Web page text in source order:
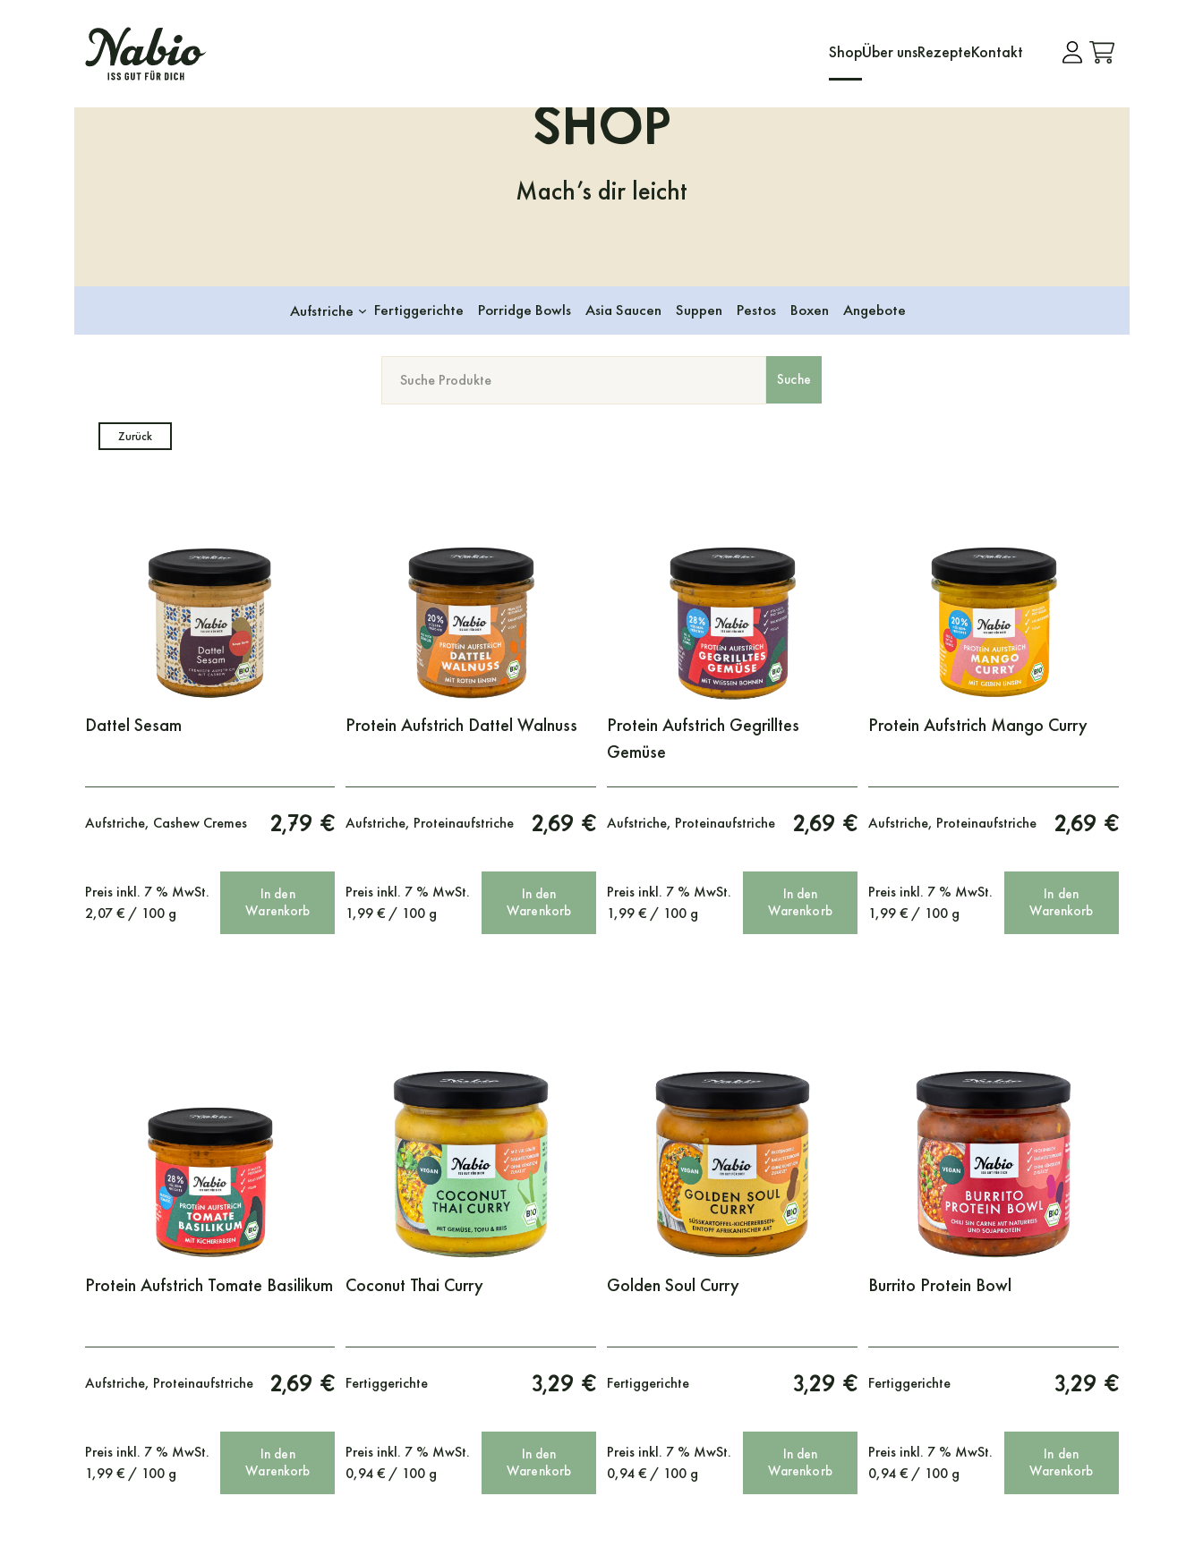
ShopÜber unsRezepteKontakt
Shop
Mach’s dir leicht
Aufstriche Fertiggerichte Porridge Bowls Asia Saucen Suppen Pestos Boxen Angebote
Suche
Zurück
Dattel Sesam
Aufstriche, Cashew Cremes 2,79 €
Preis inkl. 7 % MwSt.
2,07 €/ 100 g
In den
Warenkorb
Protein Aufstrich Dattel Walnuss
Aufstriche, Proteinaufstriche 2,69 €
Preis inkl. 7 % MwSt.
1,99€ / 100 g
In den
Warenkorb
Protein Aufstrich Gegrilltes
Gemüse
Aufstriche, Proteinaufstriche 2,69 €
Preis inkl. 7 % MwSt.
1,99 € / 100 g
In den
Warenkorb
Protein Aufstrich Mango Curry
Aufstriche, Proteinaufstriche 2,69 €
Preis inkl. 7 % MwSt.
1,99 €/ 100 g
In den
Warenkorb
Protein Aufstrich Tomate Basilikum
Aufstriche, Proteinaufstriche 2,69 €
Preis inkl. 7 % MwSt.
1,99 €/ 100 g
In den
Warenkorb
Coconut Thai Curry
Fertiggerichte 3,29 €
Preis inkl. 7 % MwSt.
0,94€ / 100 g
In den
Warenkorb
Golden Soul Curry
Fertiggerichte 3,29 €
Preis inkl. 7 % MwSt.
0,94 € / 100 g
In den
Warenkorb
Burrito Protein Bowl
Fertiggerichte 3,29 €
Preis inkl. 7 % MwSt.
0,94 €/ 100 g
In den
Warenkorb